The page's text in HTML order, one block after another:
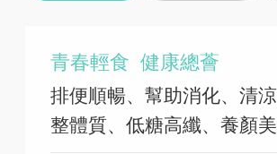
青春輕食 健康總薈
排便順暢、幫助消化、清
整體質、低糖高纖、養顏美